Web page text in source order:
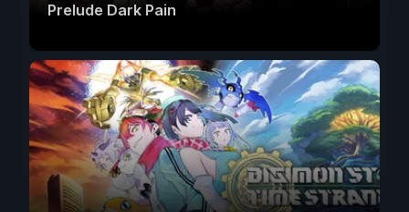
Prelude Dark Pain